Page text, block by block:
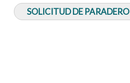
SOLICITUD DE PARADERO